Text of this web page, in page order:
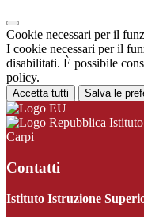
Cookie necessari per il
I cookie necessari per il
disabilitati. È possibile
policy.
Accetta tutti Salva le
Carpi
Contatti
Istituto Istruzione